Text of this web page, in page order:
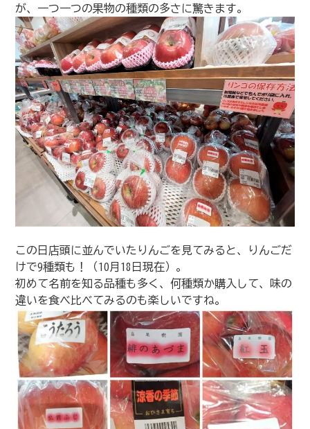
が、一つ一つの果物の種類の多さに驚きます。
この日店頭に並んでいたりんごを見てみると、りんごだ
けで9種類も！（10月18日現在）。
初めて名前を知る品種も多く、何種類か購入して、味の
違いを食べ比べてみるのも楽しいですね。